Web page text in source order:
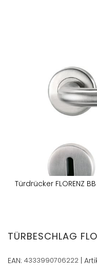
Bildergalerie
Türdrücker FLORENZ
der
Bildergalerie
TÜRBESCHLAG
EAN: 4333990706222 |